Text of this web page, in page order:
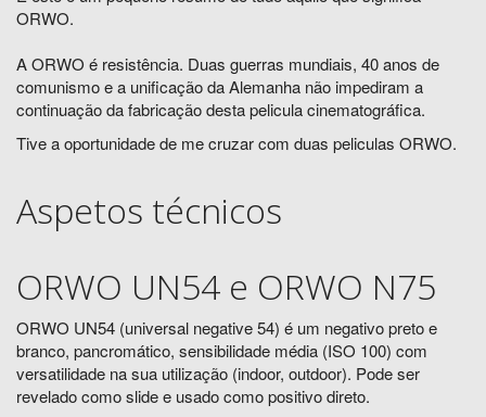
ORWO.
A ORWO é resistência. Duas guerras mundiais, 40 anos de
comunismo e a unificação da Alemanha não impediram a
continuação da fabricação desta pelicula cinematográfica.
Tive a oportunidade de me cruzar com duas peliculas ORWO.
Aspetos técnicos
ORWO UN54 e ORWO N75
ORWO UN54 (universal negative 54) é um negativo preto e
branco, pancromático, sensibilidade média (ISO 100) com
versatilidade na sua utilização (indoor, outdoor). Pode ser
revelado como slide e usado como positivo direto.